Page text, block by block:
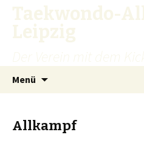
Taekwondo-
Leipzig
Der Verein mit dem Kick
Menü
Allkampf